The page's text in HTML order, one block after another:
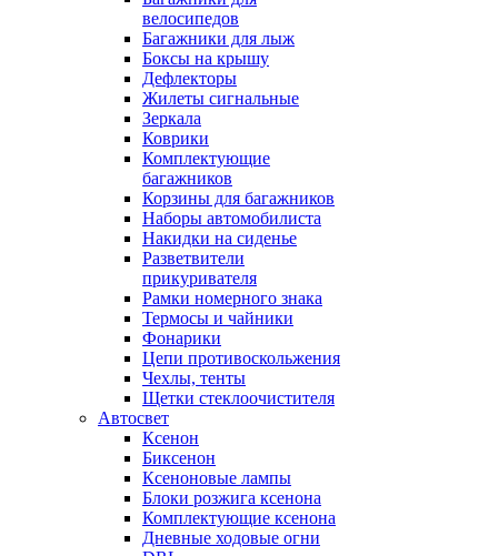
велосипедов
Багажники для лыж
Боксы на крышу
Дефлекторы
Жилеты сигнальные
Зеркала
Коврики
Комплектующие
багажников
Корзины для багажников
Наборы автомобилиста
Накидки на сиденье
Разветвители
прикуривателя
Рамки номерного знака
Термосы и чайники
Фонарики
Цепи противоскольжения
Чехлы, тенты
Щетки стеклоочистителя
Автосвет
Ксенон
Биксенон
Ксеноновые лампы
Блоки розжига ксенона
Комплектующие ксенона
Дневные ходовые огни